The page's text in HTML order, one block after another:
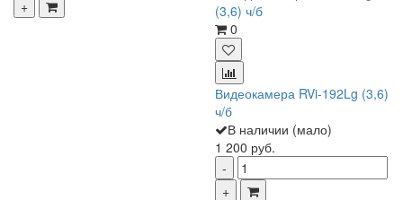
0
Видеокамера RVi-192Lg (3,6)
ч/б
В наличии (мало)
1 200 руб.